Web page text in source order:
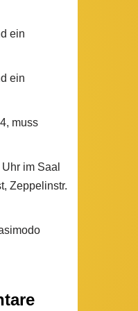
ein
ein
muss
im Saal
Zeppelinstr.